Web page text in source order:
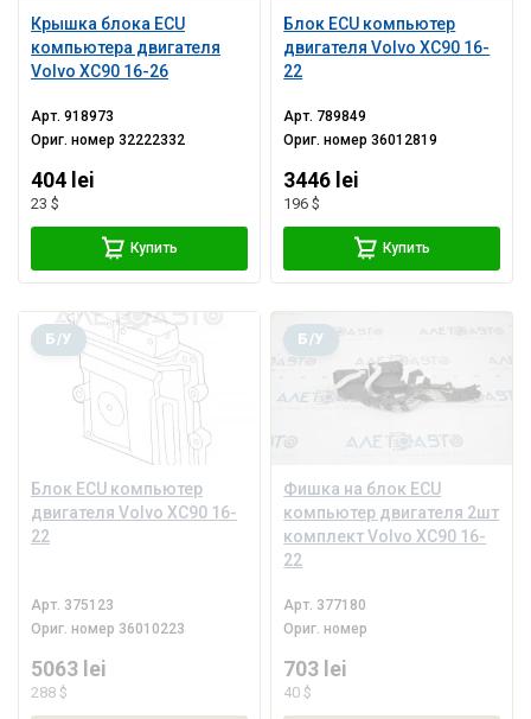
Крышка блока ECU
компьютера двигателя
Volvo XC90 16-26
Арт.918973
Ориг. номер32222332
404 lei
23 $
Купить
Блок ECU компьютер
двигателя Volvo XC90 16-
22
Арт. 789849
Ориг. номер36012819
3446 lei
196 $
Купить
Блок ECU компьютер
двигателя Volvo XC90 16-
22
Б/У
Арт. 375123
Ориг. номер 36010223
5063 lei
288 $
Фишка на блок ECU
компьютер двигателя 2шт
комплект Volvo XC90 16-
22
Б/У
Арт. 377180
Ориг. номер
703 lei
40 $